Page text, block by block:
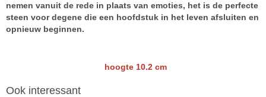
nemen vanuit de rede in plaats van emoties, het is de perfecte
steen voor degene die een hoofdstuk in het leven afsluiten en
opnieuw beginnen.
hoogte 10.2 cm
Ook interessant